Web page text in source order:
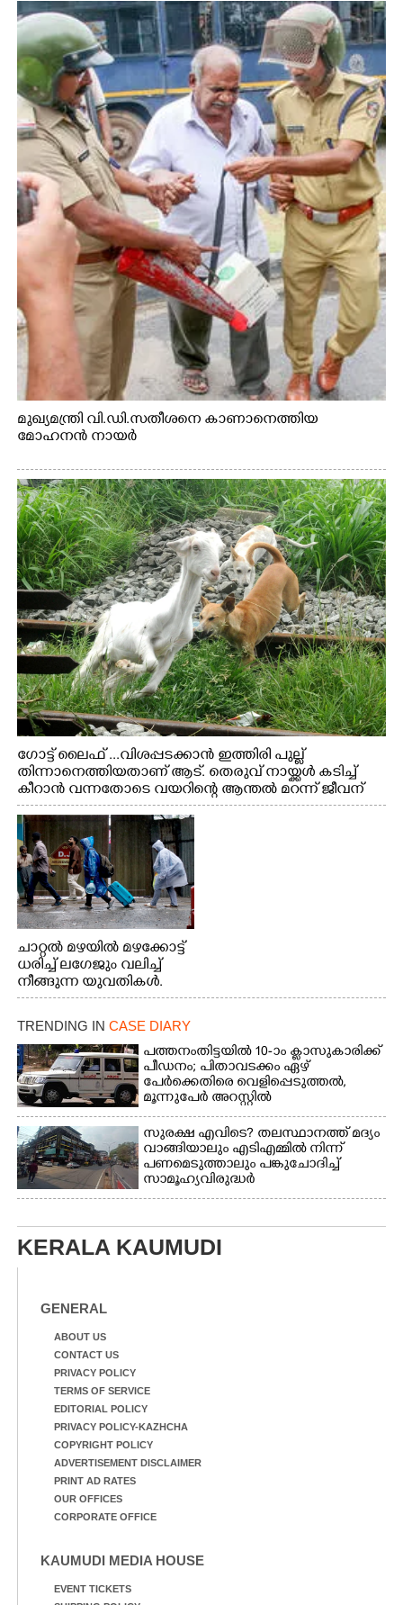
മുഖ്യമന്ത്രി വി.ഡി.സതീശനെ കാണാനെത്തിയ
മോഹനൻ നായർ
ഗോട്ട് ലൈഫ് ...വിശപ്പടക്കാൻ ഇത്തിരി പുല്ല്
തിന്നാനെത്തിയതാണ് ആട്. തെരുവ് നായ്ക്കൾ കടിച്ച്
കീറാൻ വന്നതോടെ വയറിന്റെ ആന്തൽ മറന്ന് ജീവന്
വേണ്ടിയായി ഓട്ടം. എറണാകുളം വാത്തുരുത്തിയിൽ
നിന്നുള്ള കാഴ്ച
ചാറ്റൽ മഴയിൽ മഴക്കോട്ട്
ധരിച്ച് ലഗേജും വലിച്ച്
നീങ്ങുന്ന യുവതികൾ.
എറണാകുളം മേനകയിൽ
നിന്നുള്ള കാഴ്ച
TRENDING IN CASE DIARY
പത്തനംതിട്ടയിൽ 10-ാം ക്ലാസുകാരിക്ക്
പീഡനം; പിതാവടക്കം ഏഴ്
പേർക്കെതിരെ വെളിപ്പെടുത്തൽ,
മൂന്നുപേർ അറസ്റ്റിൽ
സുരക്ഷ എവിടെ?​ തലസ്ഥാനത്ത് മദ്യം
വാങ്ങിയാലും എടിഎമ്മിൽ നിന്ന്
പണമെടുത്താലും പങ്കുചോദിച്ച്
സാമൂഹ്യവിരുദ്ധർ
KERALA KAUMUDI
GENERAL
ABOUT US
CONTACT US
PRIVACY POLICY
TERMS OF SERVICE
EDITORIAL POLICY
PRIVACY POLICY-KAZHCHA
COPYRIGHT POLICY
ADVERTISEMENT DISCLAIMER
PRINT AD RATES
OUR OFFICES
CORPORATE OFFICE
KAUMUDI MEDIA HOUSE
EVENT TICKETS